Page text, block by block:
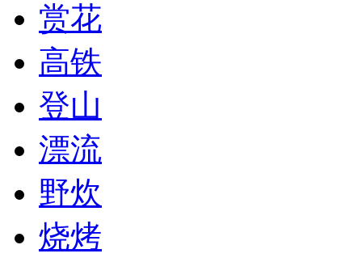
赏花
高铁
登山
漂流
野炊
烧烤